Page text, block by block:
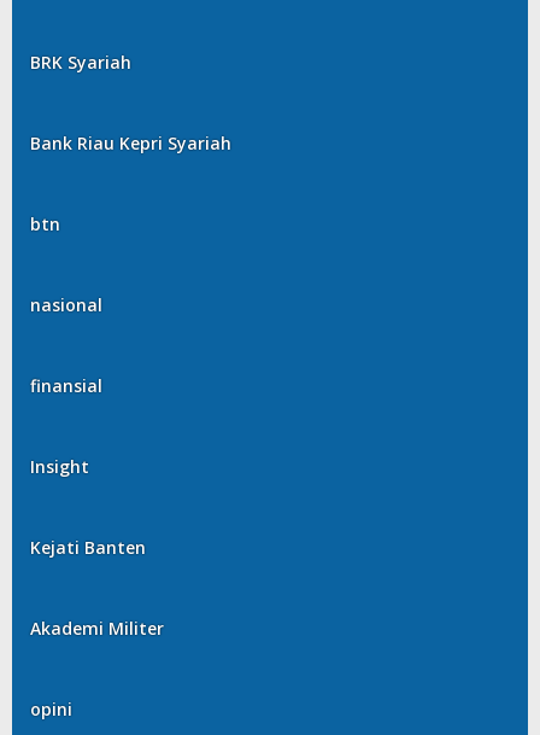
BRK Syariah
Bank Riau Kepri Syariah
btn
nasional
finansial
Insight
Kejati Banten
Akademi Militer
opini